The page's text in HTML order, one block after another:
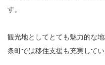
す。
観光地としてとても魅力的な
条町では移住支援も充実してい